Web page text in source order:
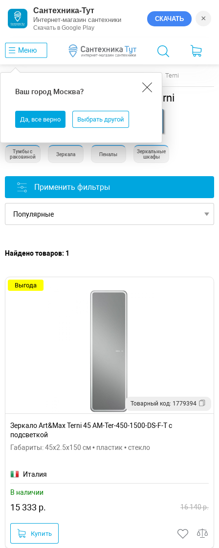
Сантехника-Тут
Интернет-магазин сантехники
Скачать в Google Play
СКАЧАТЬ ×
Меню
Ваш город Москва?
Да, все верно Выбрать другой
Terni
Мебель для ванной Art&Max Terni
Тумбы с
раковиной
Зеркала Пеналы
Зеркальные
шкафы
Применить фильтры
Найдено товаров: 1
Выгода
Товарный код: 1779394
Зеркало Art&Max Terni 45 AM-Ter-450-1500-DS-F-T с
подсветкой
Габариты: 45x2.5x150 см • пластик • стекло
Италия
В наличии
15 333 р. 16 140 р.
Купить